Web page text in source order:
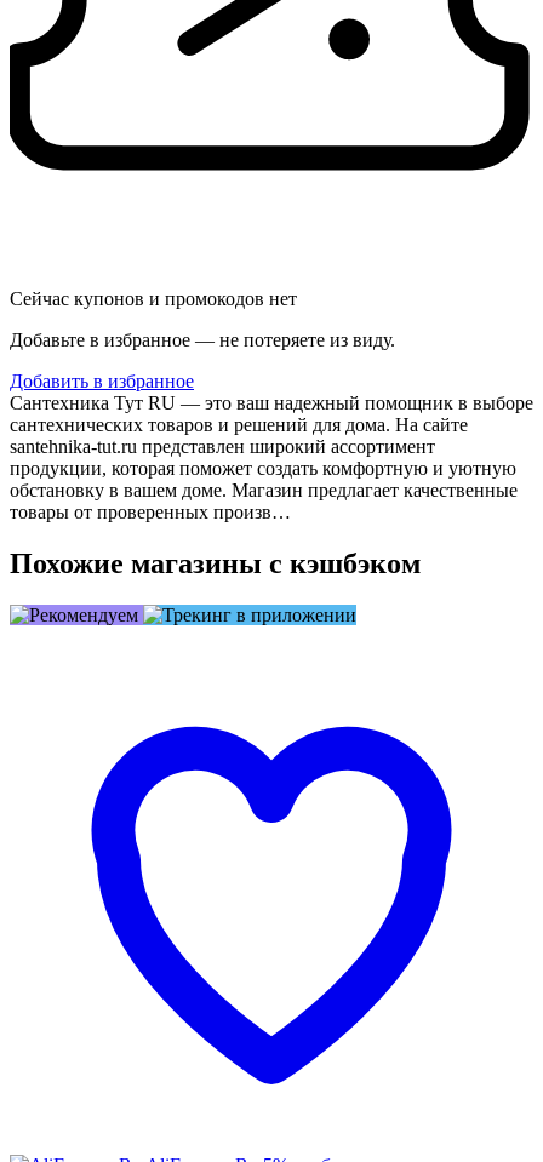
Сейчас купонов и промокодов нет
Добавьте в избранное — не потеряете из виду.
Добавить в избранное
Сантехника Тут RU — это ваш надежный помощник в выборе
сантехнических товаров и решений для дома. На сайте
santehnika-tut.ru представлен широкий ассортимент
продукции, которая поможет создать комфортную и уютную
обстановку в вашем доме. Магазин предлагает качественные
товары от проверенных произв…
Похожие магазины с кэшбэком